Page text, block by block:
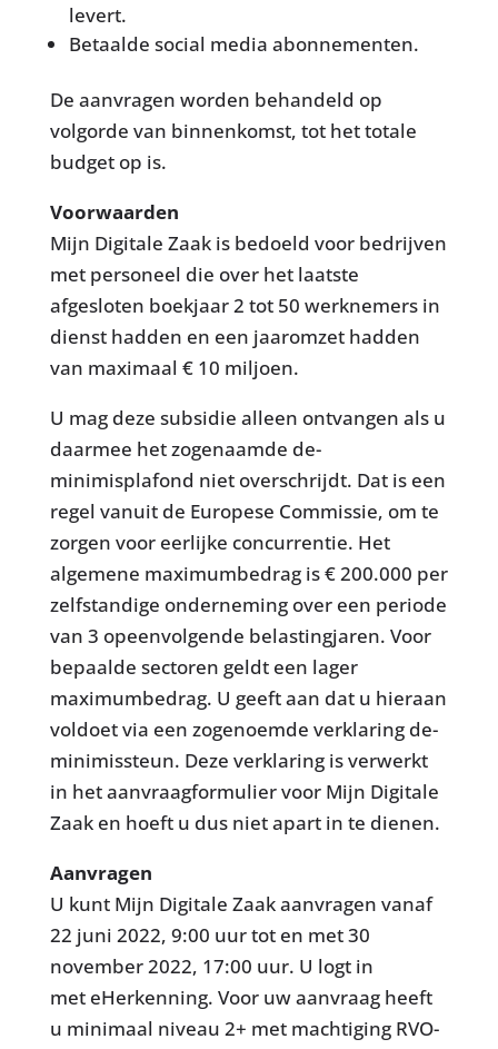
levert.
Betaalde social media abonnementen.
De aanvragen worden behandeld op
volgorde van binnenkomst, tot het totale
budget op is.
Voorwaarden
Mijn Digitale Zaak is bedoeld voor bedrijven
met personeel die over het laatste
afgesloten boekjaar 2 tot 50 werknemers in
dienst hadden en een jaaromzet hadden
van maximaal € 10 miljoen.
U mag deze subsidie alleen ontvangen als u
daarmee het zogenaamde de-
minimisplafond niet overschrijdt. Dat is een
regel vanuit de Europese Commissie, om te
zorgen voor eerlijke concurrentie. Het
algemene maximumbedrag is € 200.000 per
zelfstandige onderneming over een periode
van 3 opeenvolgende belastingjaren. Voor
bepaalde sectoren geldt een lager
maximumbedrag. U geeft aan dat u hieraan
voldoet via een zogenoemde verklaring de-
minimissteun. Deze verklaring is verwerkt
in het aanvraagformulier voor Mijn Digitale
Zaak en hoeft u dus niet apart in te dienen.
Aanvragen
U kunt Mijn Digitale Zaak aanvragen vanaf
22 juni 2022, 9:00 uur tot en met 30
november 2022, 17:00 uur. U logt in
met eHerkenning. Voor uw aanvraag heeft
u minimaal niveau 2+ met machtiging RVO-